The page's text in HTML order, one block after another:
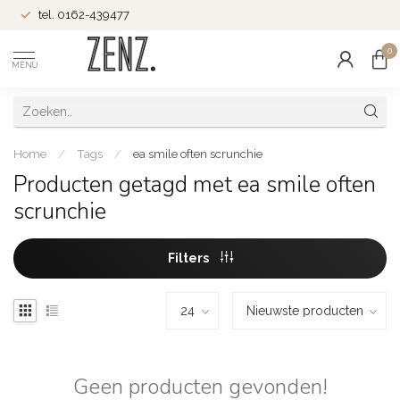
tel. 0162-439477
MENU
0
Home / Tags / ea smile often scrunchie
Producten getagd met ea smile often
scrunchie
Filters
Geen producten gevonden!